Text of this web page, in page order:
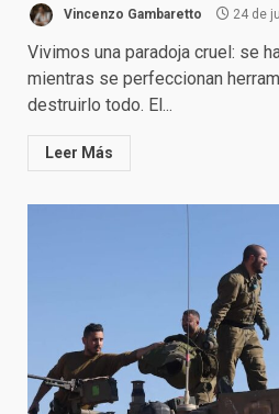
Vincenzo Gambaretto 24 de
Vivimos una paradoja cruel: se
mientras se perfeccionan
destruirlo todo. El...
Leer Más